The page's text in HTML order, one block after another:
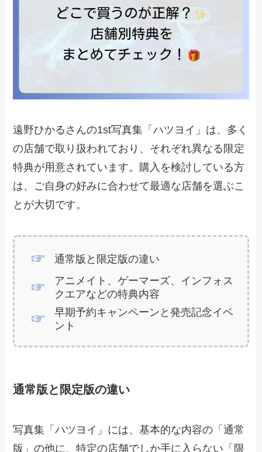
遠野ひかるさんの1st写真集「ハツヨイ」は、多く
の店舗で取り扱われており、それぞれ異なる限定
特典が用意されています。購入を検討している方
は、ご自身の好みに合わせて最適な店舗を選ぶこ
とが大切です。
通常版と限定版の違い
アニメイト、ゲーマーズ、インフォス
クエアなどの特典内容
早期予約キャンペーンと発売記念イベ
ント
通常版と限定版の違い
写真集「ハツヨイ」には、基本的な内容の「通常
版」の他に、特定の店舗でしか手に入らない「限